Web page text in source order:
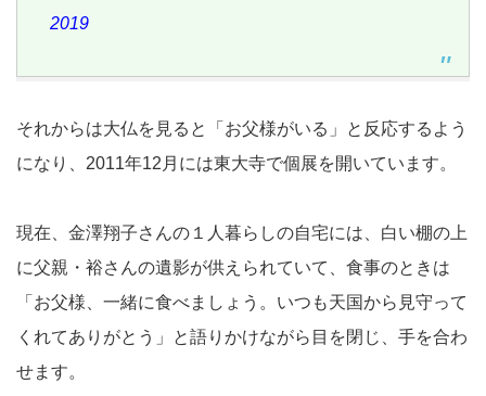
2019
それからは大仏を見ると「お父様がいる」と反応するよう
になり、2011年12月には東大寺で個展を開いています。
現在、金澤翔子さんの１人暮らしの自宅には、白い棚の上
に父親・裕さんの遺影が供えられていて、食事のときは
「お父様、一緒に食べましょう。いつも天国から見守って
くれてありがとう」と語りかけながら目を閉じ、手を合わ
せます。